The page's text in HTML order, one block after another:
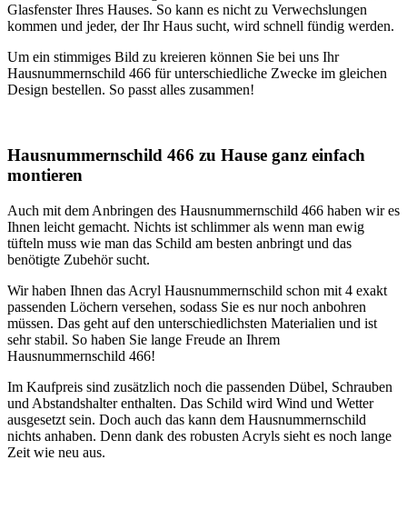
Glasfenster Ihres Hauses. So kann es nicht zu Verwechslungen
kommen und jeder, der Ihr Haus sucht, wird schnell fündig werden.
Um ein stimmiges Bild zu kreieren können Sie bei uns Ihr
Hausnummernschild 466 für unterschiedliche Zwecke im gleichen
Design bestellen. So passt alles zusammen!
Hausnummernschild 466 zu Hause ganz einfach
montieren
Auch mit dem Anbringen des Hausnummernschild 466 haben wir es
Ihnen leicht gemacht. Nichts ist schlimmer als wenn man ewig
tüfteln muss wie man das Schild am besten anbringt und das
benötigte Zubehör sucht.
Wir haben Ihnen das Acryl Hausnummernschild schon mit 4 exakt
passenden Löchern versehen, sodass Sie es nur noch anbohren
müssen. Das geht auf den unterschiedlichsten Materialien und ist
sehr stabil. So haben Sie lange Freude an Ihrem
Hausnummernschild 466!
Im Kaufpreis sind zusätzlich noch die passenden Dübel, Schrauben
und Abstandshalter enthalten. Das Schild wird Wind und Wetter
ausgesetzt sein. Doch auch das kann dem Hausnummernschild
nichts anhaben. Denn dank des robusten Acryls sieht es noch lange
Zeit wie neu aus.